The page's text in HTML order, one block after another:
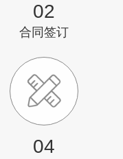
02
合同签订
04